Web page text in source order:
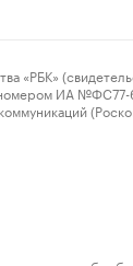
ИА №ФС77-